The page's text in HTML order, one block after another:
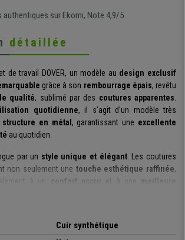
authentiques sur Ekomi, Note 4,9/5
détaillée
de travail DOVER, un modèle au design exclusif
grâce à son rembourrage épais, revêtu
qualité, sublimé par des coutures apparentes.
quotidienne, il s'agit d'un modèle très
structure en métal , garantissant une excellente
au quotidien.
par un style unique et élégant. Les coutures
non seulement une touche esthétique raffinée,
à un
confort accru et à une
meilleure
dans toutes les pièces, tout en
Cuir synthétique